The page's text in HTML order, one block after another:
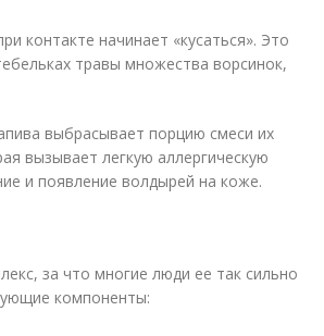
контакте начинает «кусаться». Это
травы множества ворсинок,
выбрасывает порцию смеси их
вызывает легкую аллергическую
и появление волдырей на коже.
за что многие люди ее так сильно
компоненты: